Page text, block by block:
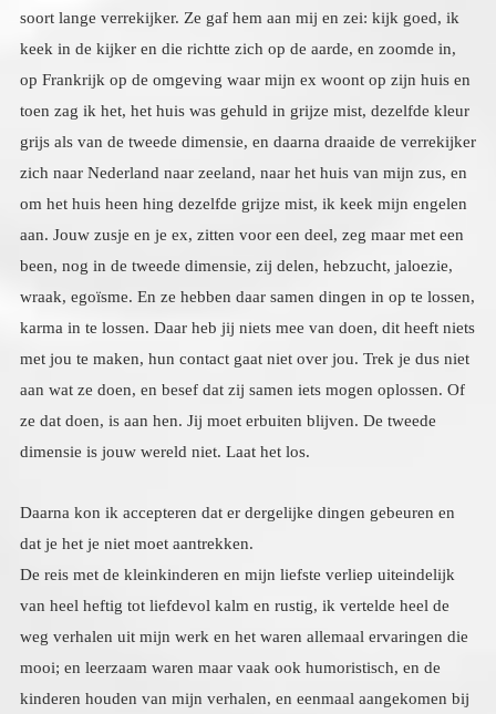
dimensie is jouw wereld niet. Laat het los.
Daarna kon ik accepteren dat er dergelijke dingen gebeuren en
dat je het je niet moet aantrekken.
De reis met de kleinkinderen en mijn liefste verliep uiteindelijk
van heel heftig tot liefdevol kalm en rustig, ik vertelde heel de
weg verhalen uit mijn werk en het waren allemaal ervaringen die
mooi; en leerzaam waren maar vaak ook humoristisch, en de
kinderen houden van mijn verhalen, en eenmaal aangekomen bij